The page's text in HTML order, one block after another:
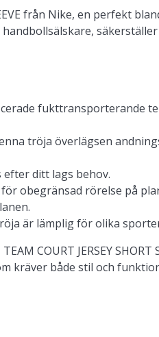
från Nike, en perfekt
fukttransporterande
tröja överlägsen
ditt lags behov.
obegränsad rörelse på
är lämplig för olika
COURT JERSEY SHORT
kräver både stil och